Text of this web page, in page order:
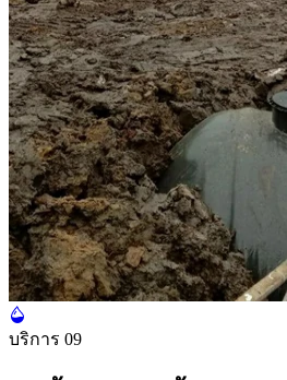
บริการ 09